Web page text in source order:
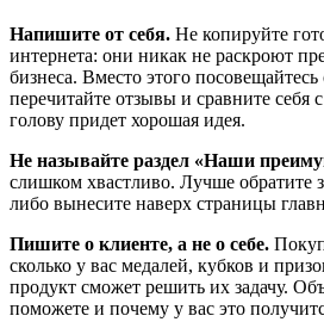
Напишите от себя. Не копируйте
интернета: они никак не раскроют
бизнеса. Вместо этого посовещайтесь
перечитайте отзывы и сравните себя
голову придет хорошая идея.
Не называйте раздел «Наши
слишком хвастливо. Лучше обратите
либо вынесите наверх страницы
Пишите о клиенте, а не о себе.
сколько у вас медалей, кубков и
продукт сможет решить их задачу.
поможете и почему у вас это